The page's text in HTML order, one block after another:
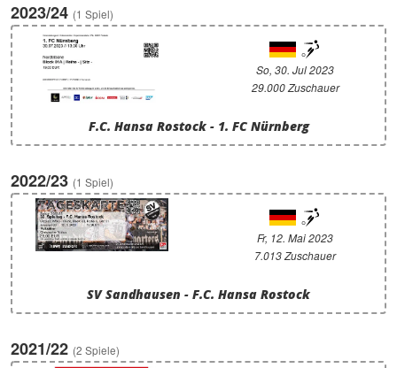
2023/24 (1 Spiel)
So, 30. Jul 2023
29.000 Zuschauer
F.C. Hansa Rostock - 1. FC Nürnberg
2022/23 (1 Spiel)
Fr, 12. Mai 2023
7.013 Zuschauer
SV Sandhausen - F.C. Hansa Rostock
2021/22 (2 Spiele)